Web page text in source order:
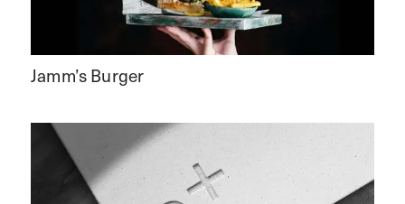
Jamm’s Burger